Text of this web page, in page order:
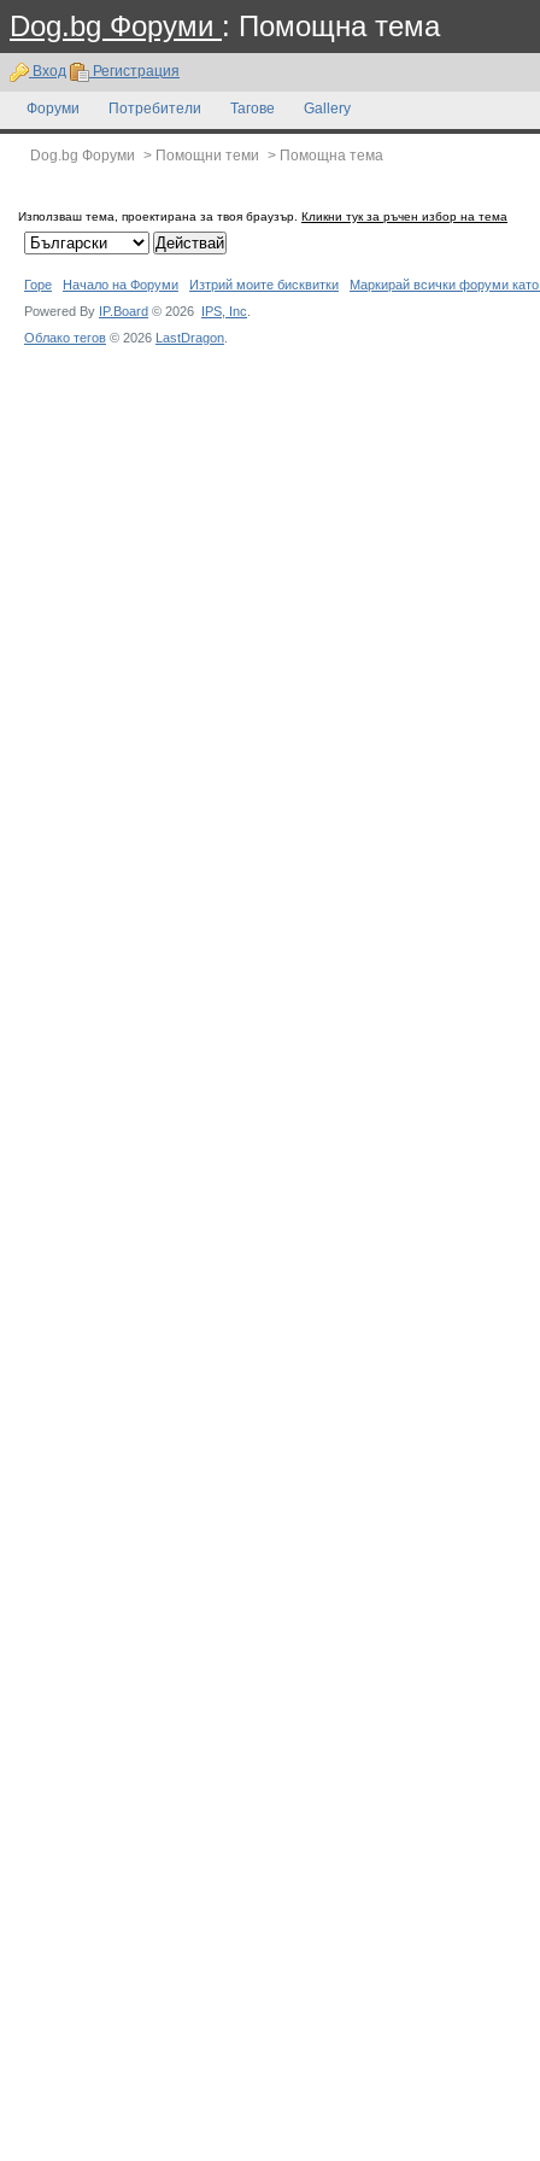
Dog.bg Форуми : Помощна тема
Вход Регистрация
Форуми Потребители Тагове Gallery
Dog.bg Форуми > Помощни теми > Помощна тема
Използваш тема, проектирана за твоя браузър. Кликни тук за ръчен избор на тема
Горе Начало на Форуми Изтрий моите бисквитки
Маркирай всички форуми
Powered By IP.Board © 2026 IPS, Inc
Облако тегов © 2026 LastDragon